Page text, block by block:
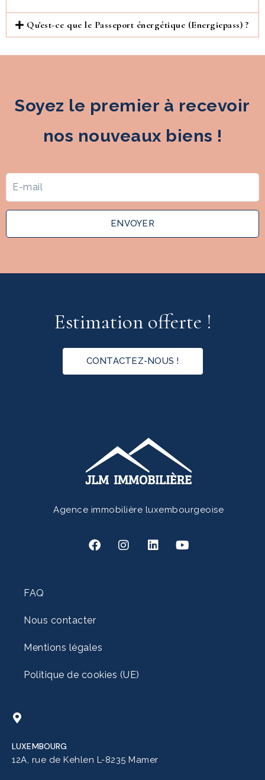
Qu'est-ce que le Passeport énergétique (Energiepass) ?
Soyez le premier à recevoir
nos nouveaux biens !
ENVOYER
Estimation offerte !
CONTACTEZ-NOUS !
Agence immobilière luxembourgeoise
FAQ
Nous contacter
Mentions légales
Politique de cookies (UE)
LUXEMBOURG
12A, rue de Kehlen L-8235 Mamer